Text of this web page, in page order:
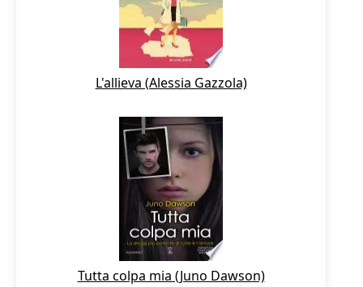
L'allieva (Alessia Gazzola)
Tutta colpa mia (Juno Dawson)